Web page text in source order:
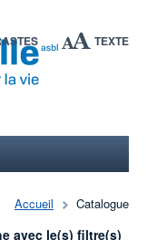
TEXTE
Accueil Catalogue
avec le(s) filtre(s)